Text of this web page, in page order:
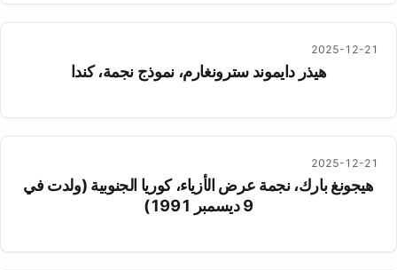
2025-12-21
هيذر دايموند سترونغارم، نموذج نجمة، كندا
2025-12-21
هيجونغ بارك، نجمة عرض الأزياء، كوريا الجنوبية (ولدت في
9 ديسمبر 1991)